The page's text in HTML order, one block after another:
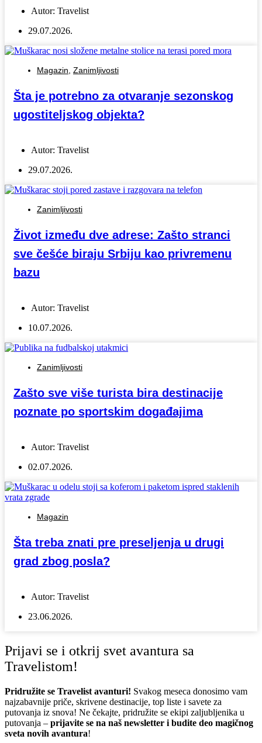
Autor: Travelist
29.07.2026.
Magazin Zanimljivosti
Šta je potrebno za otvaranje sezonskog
ugostiteljskog objekta?
Autor: Travelist
29.07.2026.
Zanimljivosti
Život između dve adrese: Zašto stranci
sve češće biraju Srbiju kao privremenu
bazu
Autor: Travelist
10.07.2026.
Zanimljivosti
Zašto sve više turista bira destinacije
poznate po sportskim događajima
Autor: Travelist
02.07.2026.
Magazin
Šta treba znati pre preseljenja u drugi
grad zbog posla?
Autor: Travelist
23.06.2026.
Prijavi se i otkrij svet avantura sa
Travelistom!
Pridružite se Travelist avanturi! Svakog meseca donosimo vam
najzabavnije priče, skrivene destinacije, top liste i savete za
putovanja iz snova! Ne čekajte, pridružite se ekipi zaljubljenika u
putovanja – prijavite se na naš newsletter i budite deo magičnog
sveta novih avantura!